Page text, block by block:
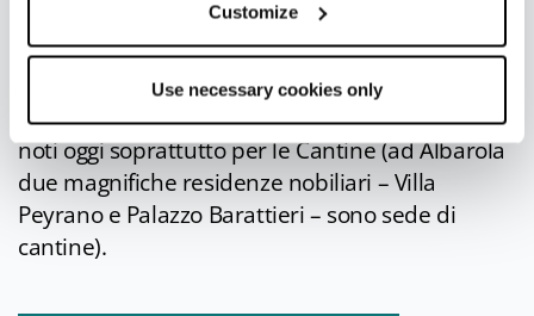
Customize
Use necessary cookies only
, di origine romana, è il borgo più alto
del comune e punto panoramico notevole. Nel
fondovalle, lungo il corso del Nure, si trovano
Villò,Albarolae Carmiano, paesi ricchi di storia,
noti oggi soprattutto per le Cantine (ad Albarola
due magnifiche residenze nobiliari – Villa
Peyrano e Palazzo Barattieri – sono sede di
cantine).